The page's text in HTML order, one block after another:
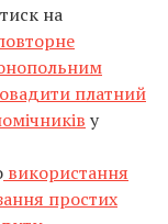
на
платний
у
використання
простих